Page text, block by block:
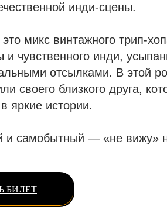
инди-сцены.
микс винтажного трип-
и чувственного инди,
отсылками. В этой
своего близкого друга,
яркие истории.
и самобытный — «не вижу»
БИЛЕТ